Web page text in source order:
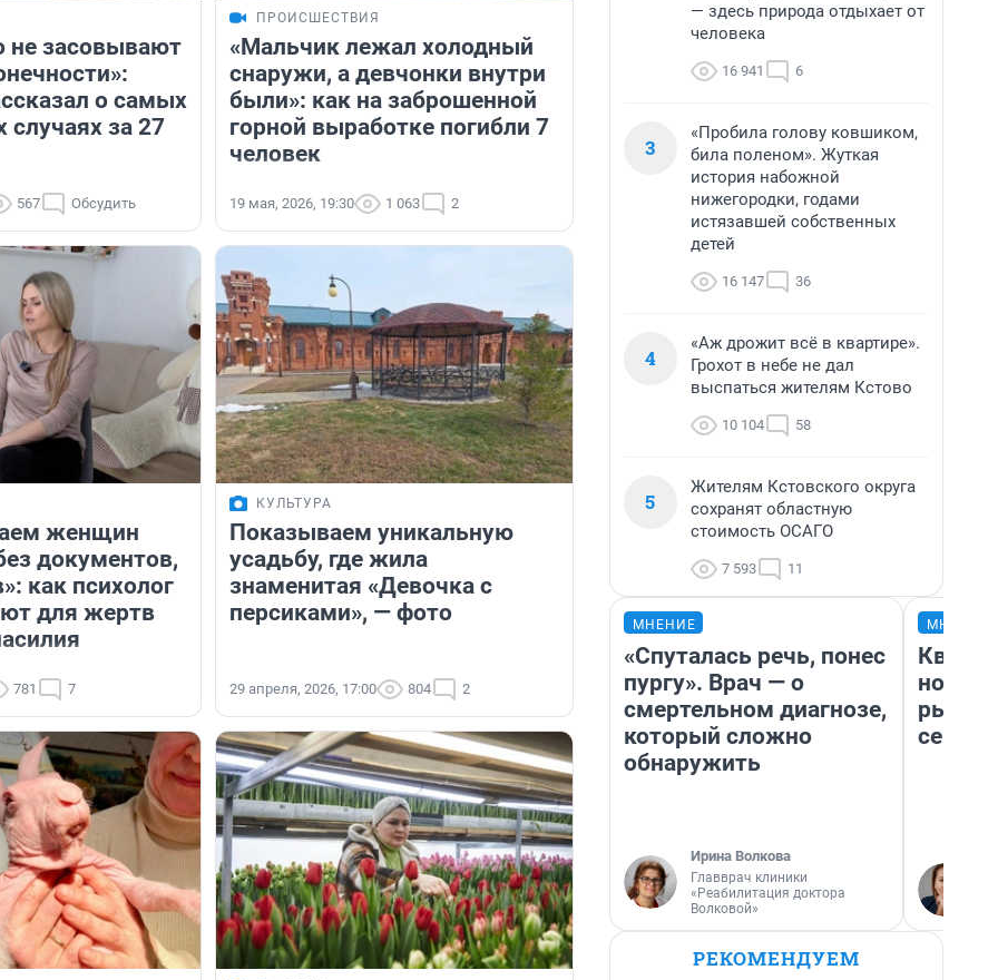
не засовывают
о самых
за 27
567 Обсудить
ПРОИСШЕСТВИЯ
«Мальчик лежал холодный
снаружи, а девчонки внутри
были»: как на заброшенной
горной выработке погибли 7
человек
19 мая, 2026, 19:30 1 063 2
женщин
документов,
как психолог
для жертв
781 7
КУЛЬТУРА
Показываем уникальную
усадьбу, где жила
знаменитая «Девочка с
персиками», — фото
29 апреля, 2026, 17:00 804 2
— здесь природа отдыхает от
человека
16 941 6
3
«Пробила голову ковшиком,
била поленом». Жуткая
история набожной
нижегородки, годами
истязавшей собственных
детей
16 147 36
4
«Аж дрожит всё в квартире».
Грохот в небе не дал
выспаться жителям Кстово
10 104 58
5
Жителям Кстовского округа
сохранят областную
стоимость ОСАГО
7 593 11
МНЕНИЕ
«Спуталась речь, понес
пургу». Врач — о
смертельном диагнозе,
который сложно
обнаружить
Ирина Волкова
Главврач клиники
«Реабилитация доктора
Волковой»
но
РЕКОМЕНДУЕМ